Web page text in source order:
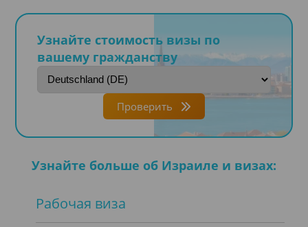
Узнайте стоимость визы по
вашему гражданству
Проверить
Узнайте больше об Израиле и визах:
Рабочая виза